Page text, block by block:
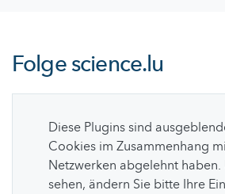
Folgescience.lu
Diese Plugins sind
Cookies im Zusammenhang
Netzwerken abgelehnt haben.
sehen, ändern Sie bitte Ihre